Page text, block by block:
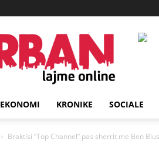
URBAN
Lajme
EKONOMI KRONIKE SOCIALE
Braktisi “Top Channel” pas sherrit me Ben